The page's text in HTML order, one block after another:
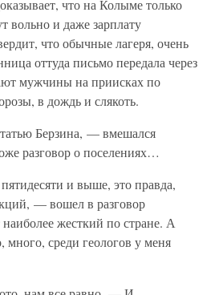
что на Колыме только
вольно и даже зарплату
что обычные лагеря, очень
оттуда письмо передала через
мужчины на приисках по
в дождь и слякоть.
Берзина, — вмешался
разговор о поселениях…
и выше, это правда,
— вошел в разговор
жесткий по стране. А
много, среди геологов у меня